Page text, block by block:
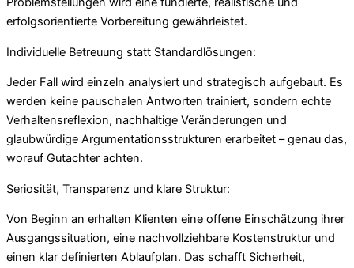
erfolgsorientierte Vorbereitung gewährleistet.
Individuelle Betreuung statt Standardlösungen:
Jeder Fall wird einzeln analysiert und strategisch aufgebaut. Es
werden keine pauschalen Antworten trainiert, sondern echte
Verhaltensreflexion, nachhaltige Veränderungen und
glaubwürdige Argumentationsstrukturen erarbeitet – genau das,
worauf Gutachter achten.
Seriosität, Transparenz und klare Struktur:
Von Beginn an erhalten Klienten eine offene Einschätzung ihrer
Ausgangssituation, eine nachvollziehbare Kostenstruktur und
einen klar definierten Ablaufplan. Das schafft Sicherheit,